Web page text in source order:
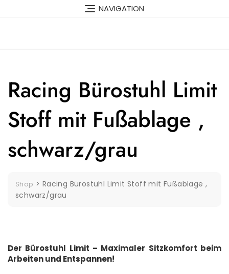
NAVIGATION
Racing Bürostuhl Limit
Stoff mit Fußablage ,
schwarz/grau
Shop > Racing Bürostuhl Limit Stoff mit Fußablage ,
schwarz/grau
Der Bürostuhl Limit – Maximaler Sitzkomfort beim
Arbeiten und Entspannen!